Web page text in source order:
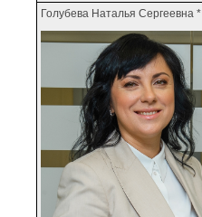
Голубева Наталья Сергеевна *